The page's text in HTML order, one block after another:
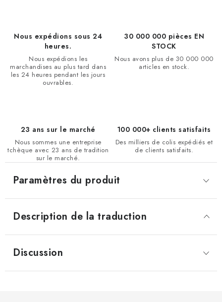
Nous expédions sous 24
heures.
Nous expédions les
marchandises au plus tard dans
les 24 heures pendant les jours
ouvrables.
30 000 000 pièces EN
STOCK
Nous avons plus de 30 000 000
articles en stock.
23 ans sur le marché
Nous sommes une entreprise
tchèque avec 23 ans de tradition
sur le marché.
100 000+ clients satisfaits
Des milliers de colis expédiés et
de clients satisfaits.
Description de la traduction
Paramètres du produit
Discussion